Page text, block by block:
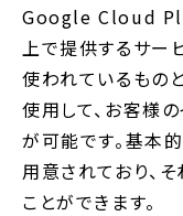
Google Cloud
上で提供するサー
使われているもの
使用して、お客様
が可能です。基本
用意されており、
ことができます。